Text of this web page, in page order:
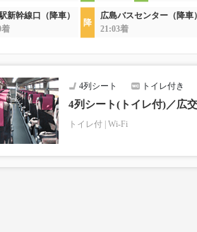
新幹線口（降車）
着
広島バスセンター（降車）
21:03着
4列シート トイレ付き
4列シート(トイレ付)／広
トイレ付 Wi-Fi